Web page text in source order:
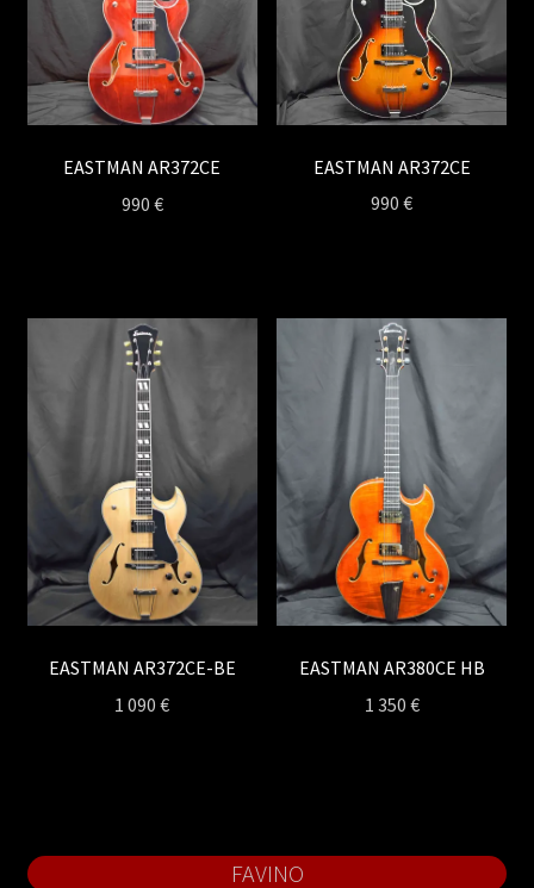
EASTMAN AR372CE
990 €
EASTMAN AR372CE
990€
EASTMAN AR372CE-BE
1 090€
EASTMAN AR380CE HB
1 350 €
FAVINO